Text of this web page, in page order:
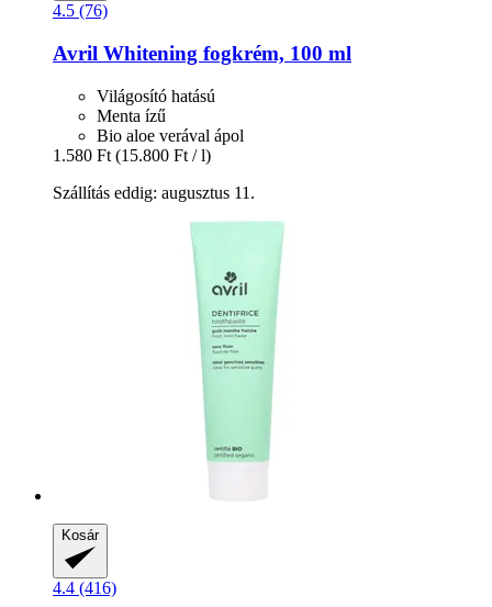
4.5 (76)
Avril Whitening fogkrém, 100 ml
Világosító hatású
Menta ízű
Bio aloe verával ápol
1.580 Ft (15.800 Ft / l)
Szállítás eddig: augusztus 11.
Kosár
4.4 (416)